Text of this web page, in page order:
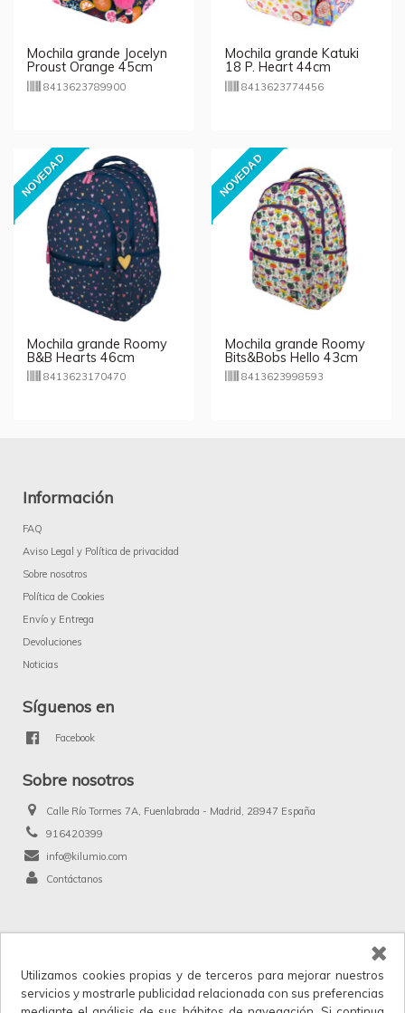
Mochila grande Jocelyn
Proust Orange 45cm
8413623789900
Mochila grande Katuki
18 P. Heart 44cm
8413623774456
NOVEDAD
Mochila grande Roomy
B&B Hearts 46cm
8413623170470
NOVEDAD
Mochila grande Roomy
Bits&Bobs Hello 43cm
8413623998593
Información
FAQ
Aviso Legal y Política de privacidad
Sobre nosotros
Política de Cookies
Envío y Entrega
Devoluciones
Noticias
Síguenos en
Facebook
Sobre nosotros
Calle Río Tormes 7A, Fuenlabrada - Madrid, 28947 España
916420399
info@kilumio.com
Contáctanos
Kilumio.com. Todos los derechos reservados.
Kilumio, distribuidor y proveedor mayorista de productos de licencias, merchandising
y anunciados en TV. IVA no incluido en los precios.
Utilizamos cookies propias y de terceros para mejorar nuestros
servicios y mostrarle publicidad relacionada con sus preferencias